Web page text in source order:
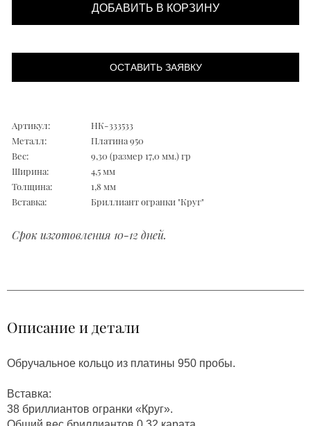
ДОБАВИТЬ В КОРЗИНУ
ОСТАВИТЬ ЗАЯВКУ
Артикул:
НК-333533
Металл:
Платина 950
Вес:
9,30 (размер 17,0 мм.) гр
Ширина:
4,5 мм
Толщина:
1,8 мм
Вставка:
Бриллиант огранки "Круг"
Срок изготовления 10-12 дней.
Описание и детали
Обручальное кольцо из платины 950 пробы.
Вставка:
38 бриллиантов огранки «Круг».